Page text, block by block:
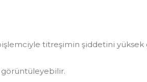
titreşimin şiddetini
görüntüleyebilir.